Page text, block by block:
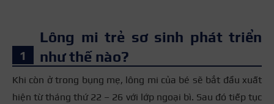
Lông mi trẻ sơ sinh phát triển
như thế nào?
Khi còn ở trong bụng mẹ, lông mi của bé sẽ bắt đầu xuất
hiện từ tháng thứ 22 – 26 với lớp ngoại bì. Sau đó tiếp tục